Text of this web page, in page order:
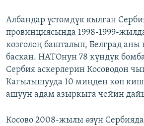
Албандар үстөмдүк кылган
провинциясында 1998-1999-
козголоң башталып, Белград аны
баскан. НАТОнун 78 күндүк
Сербия аскерлерин Косоводон
Кагылышууда 10 миңден көп
ашуун адам азыркыга чейин
Косово 2008-жылы өзүн